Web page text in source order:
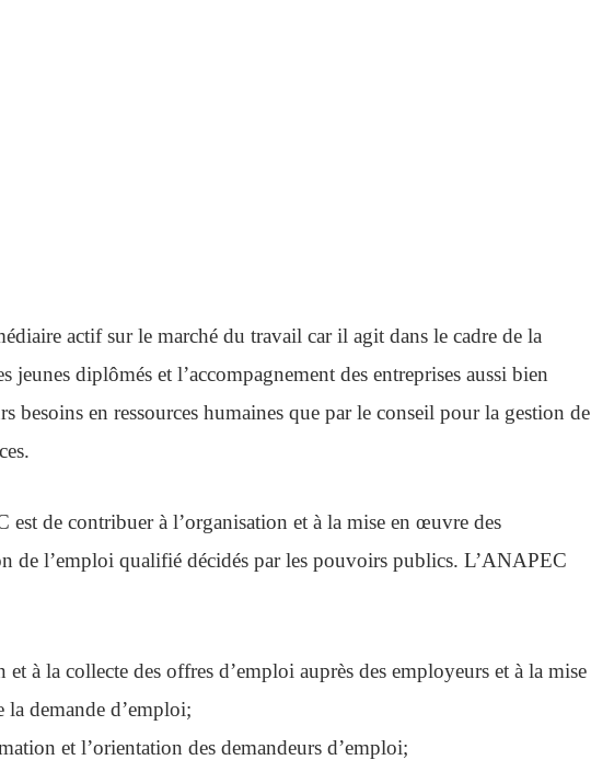
actif sur le marché du travail car il agit dans le cadre de la
jeunes diplômés et l’accompagnement des entreprises aussi bien
besoins en ressources humaines que par le conseil pour la gestion de
de contribuer à l’organisation et à la mise en œuvre des
de l’emploi qualifié décidés par les pouvoirs publics. L’ANAPEC
et à la collecte des offres d’emploi auprès des employeurs et à la mise
la demande d’emploi;
et l’orientation des demandeurs d’emploi;